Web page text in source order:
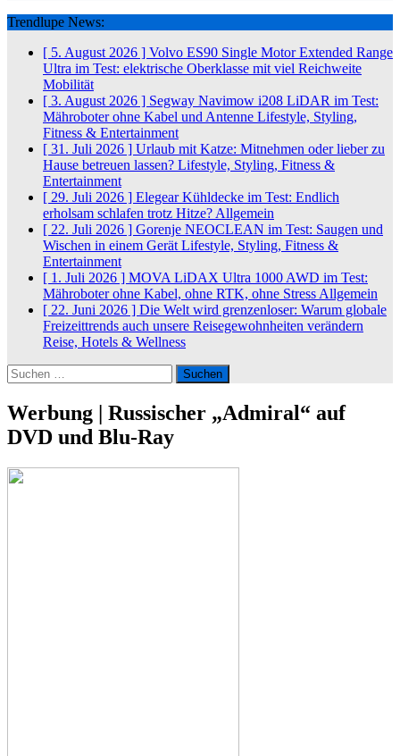
Trendlupe News:
[ 5. August 2026 ] Volvo ES90 Single Motor Extended Range
Ultra im Test: elektrische Oberklasse mit viel Reichweite
Mobilität
[ 3. August 2026 ] Segway Navimow i208 LiDAR im Test:
Mähroboter ohne Kabel und Antenne Lifestyle, Styling,
Fitness & Entertainment
[ 31. Juli 2026 ] Urlaub mit Katze: Mitnehmen oder lieber zu
Hause betreuen lassen? Lifestyle, Styling, Fitness &
Entertainment
[ 29. Juli 2026 ] Elegear Kühldecke im Test: Endlich
erholsam schlafen trotz Hitze? Allgemein
[ 22. Juli 2026 ] Gorenje NEOCLEAN im Test: Saugen und
Wischen in einem Gerät Lifestyle, Styling, Fitness &
Entertainment
[ 1. Juli 2026 ] MOVA LiDAX Ultra 1000 AWD im Test:
Mähroboter ohne Kabel, ohne RTK, ohne Stress Allgemein
[ 22. Juni 2026 ] Die Welt wird grenzenloser: Warum globale
Freizeittrends auch unsere Reisegewohnheiten verändern
Reise, Hotels & Wellness
Suchen
nach:
Werbung | Russischer „Admiral“ auf
DVD und Blu-Ray